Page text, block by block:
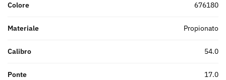
Colore 676180
Materiale propionato
Calibro 54.0
Ponte 17.0